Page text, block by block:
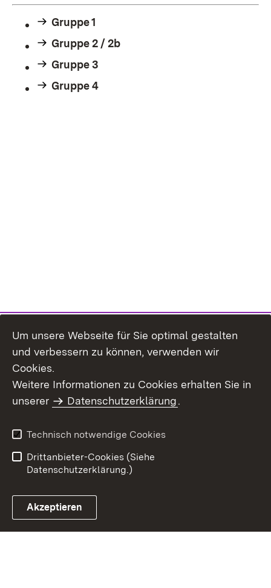
Gruppe 1
Gruppe 2 / 2b
Gruppe 3
Gruppe 4
Benutzungshinweise
Erklärung zur
Um unsere Webseite für Sie optimal gestalten
und verbessern zu können, verwenden wir
Cookies.
Weitere Informationen zu Cookies erhalten Sie in
unserer
Datenschutzerklärung.
Technisch notwendige Cookies
Drittanbieter-Cookies (Siehe
Datenschutzerklärung.)
Akzeptieren